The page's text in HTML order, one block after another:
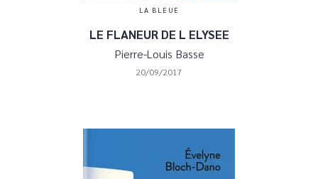
LA BLEUE
LE FLANEUR DE L ELYSEE
Pierre-Louis Basse
20/09/2017